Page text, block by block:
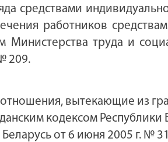
средствами
работников
Министерства труда и
209.
вытекающие из
кодексом Республики
от 6 июня 2005 г. №